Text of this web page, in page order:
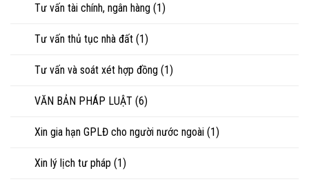
Tư vấn tài chính, ngân hàng (1)
Tư vấn thủ tục nhà đất (1)
Tư vấn và soát xét hợp đồng (1)
VĂN BẢN PHÁP LUẬT (6)
Xin gia hạn GPLĐ cho người nước ngoài (1)
Xin lý lịch tư pháp (1)